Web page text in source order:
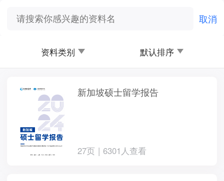
取消
资料类别 默认排序
新加坡硕士留学报告
27页 | 6301人查看